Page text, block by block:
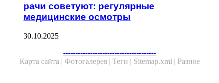
рачи советуют: регулярные
медицинские осмотры
30.10.2025
--------------------------------------
Карта сайта | Фотогалерея | Теги | Sitemap.xml | Разное